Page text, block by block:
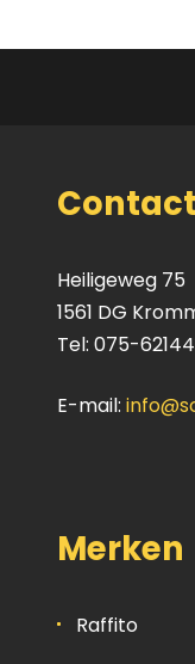
Contact
Heiligeweg 75
1561 DG
Tel: 075-
E-mail:
Merken
Raffito